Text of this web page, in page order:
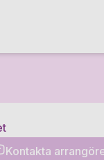
Kontakta